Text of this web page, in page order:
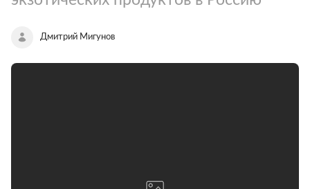
Дмитрий Мигунов